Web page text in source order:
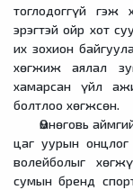
тоглодоггүй гэж
эрэгтэй ойр хот
их зохион
хөгжиж аялал
хамарсан үйл
болтлоо хөгжсөн.
Өмнөговь
цаг уурын
волейболыг
сумын бренд